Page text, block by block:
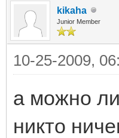
kikaha
Junior Member
10-25-2009,
а можно
никто